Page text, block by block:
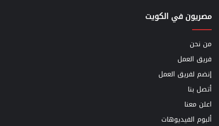
مصريون في الكويت
من نحن
فريق العمل
إنضم لفريق العمل
أتصل بنا
اعلن معنا
ألبوم الفيديوهات